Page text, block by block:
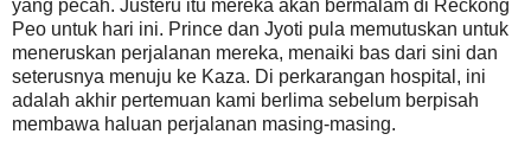
yang pecah. Justeru itu mereka akan bermalam di Reckong
Peo untuk hari ini. Prince dan Jyoti pula memutuskan untuk
meneruskan perjalanan mereka, menaiki bas dari sini dan
seterusnya menuju ke Kaza. Di perkarangan hospital, ini
adalah akhir pertemuan kami berlima sebelum berpisah
membawa haluan perjalanan masing-masing.